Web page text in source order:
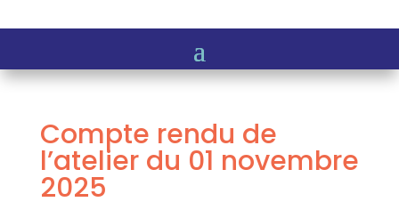
Compte rendu de
l’atelier du 01 novembre
2025